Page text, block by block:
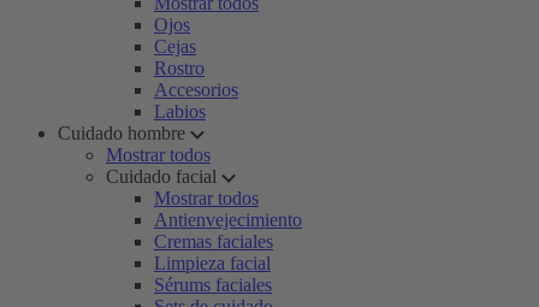
Ojos
Cejas
Rostro
Accesorios
Labios
Cuidado hombre
Mostrar todos
Cuidado facial
Mostrar todos
Antienvejecimiento
Cremas faciales
Limpieza facial
Sérums faciales